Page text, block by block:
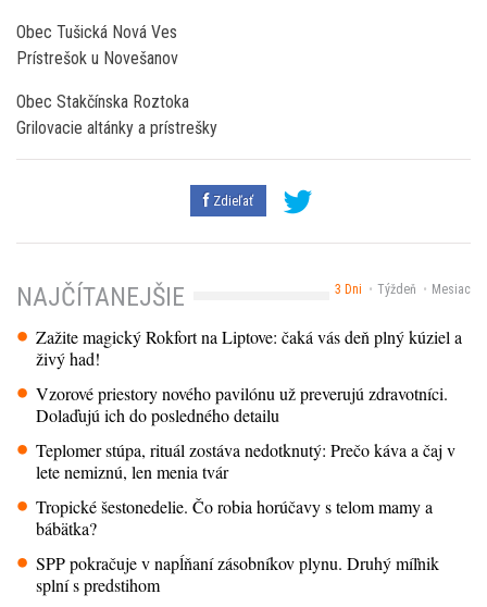
Obec Tušická Nová Ves
Prístrešok u Novešanov
Obec Stakčínska Roztoka
Grilovacie altánky a prístrešky
Zdieľať
3 Dni Týždeň Mesiac
NAJČÍTANEJŠIE
Zažite magický Rokfort na Liptove: čaká vás deň plný kúziel a
živý had!
Vzorové priestory nového pavilónu už preverujú zdravotníci.
Dolaďujú ich do posledného detailu
Teplomer stúpa, rituál zostáva nedotknutý: Prečo káva a čaj v
lete nemiznú, len menia tvár
Tropické šestonedelie. Čo robia horúčavy s telom mamy a
bábätka?
SPP pokračuje v napĺňaní zásobníkov plynu. Druhý míľnik
splní s predstihom